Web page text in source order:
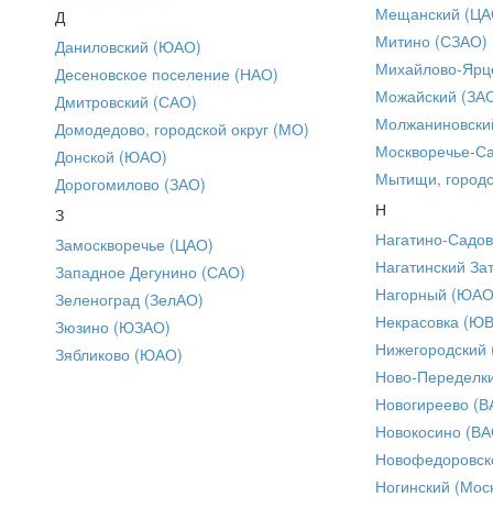
Д
Даниловский (ЮАО)
Десеновское поселение (НАО)
Дмитровский (САО)
Домодедово, городской округ (МО)
Донской (ЮАО)
Дорогомилово (ЗАО)
З
Замоскворечье (ЦАО)
Западное Дегунино (САО)
Зеленоград (ЗелАО)
Зюзино (ЮЗАО)
Зябликово (ЮАО)
Мещанский
Митино (СЗАО)
Михайлово-
Можайский
Москворечье-
Мытищи,
Н
Нагатино-
Нагатинский
Нагорный
Некрасовка
Ново-
Новогиреево
Новокосино
Ногинский